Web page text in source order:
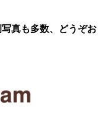
真も多数、どうぞお